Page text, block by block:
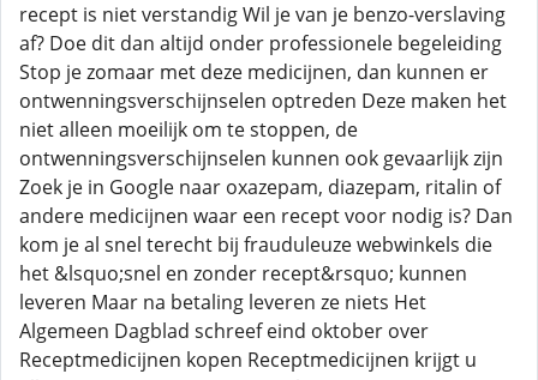
recept is niet verstandig Wil je van je benzo-verslaving
af? Doe dit dan altijd onder professionele begeleiding
Stop je zomaar met deze medicijnen, dan kunnen er
ontwenningsverschijnselen optreden Deze maken het
niet alleen moeilijk om te stoppen, de
ontwenningsverschijnselen kunnen ook gevaarlijk zijn
Zoek je in Google naar oxazepam, diazepam, ritalin of
andere medicijnen waar een recept voor nodig is? Dan
kom je al snel terecht bij frauduleuze webwinkels die
het &lsquo;snel en zonder recept&rsquo; kunnen
leveren Maar na betaling leveren ze niets Het
Algemeen Dagblad schreef eind oktober over
Receptmedicijnen kopen Receptmedicijnen krijgt u